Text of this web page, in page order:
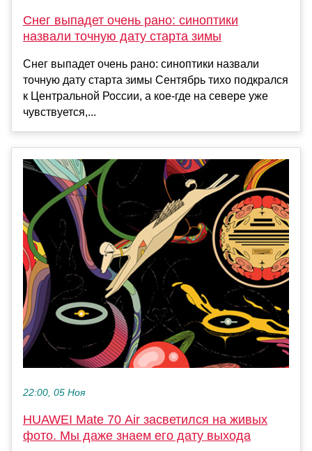
Снег выпадет очень рано: синоптики
назвали точную дату старта зимы
Снег выпадет очень рано: синоптики назвали
точную дату старта зимы Сентябрь тихо подкрался
к Центральной России, а кое-где на севере уже
чувствуется,...
22:00, 05 Ноя
HUAWEI Mate 70 Air засветился на живых
фото. Мы даже знаем его дату выхода